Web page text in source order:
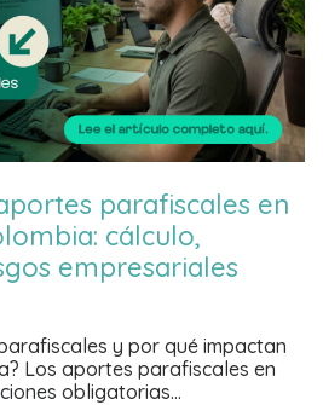
parafiscales en
cálculo,
empresariales
y por qué impactan
Los aportes parafiscales en
obligatorias…